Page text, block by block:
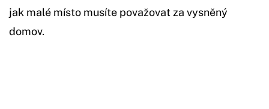
jak malé místo musíte považovat za vysněný
domov.